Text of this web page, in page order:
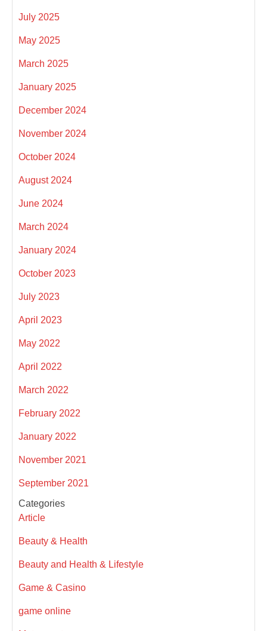
July 2025
May 2025
March 2025
January 2025
December 2024
November 2024
October 2024
August 2024
June 2024
March 2024
January 2024
October 2023
July 2023
April 2023
May 2022
April 2022
March 2022
February 2022
January 2022
November 2021
September 2021
Categories
Article
Beauty & Health
Beauty and Health & Lifestyle
Game & Casino
game online